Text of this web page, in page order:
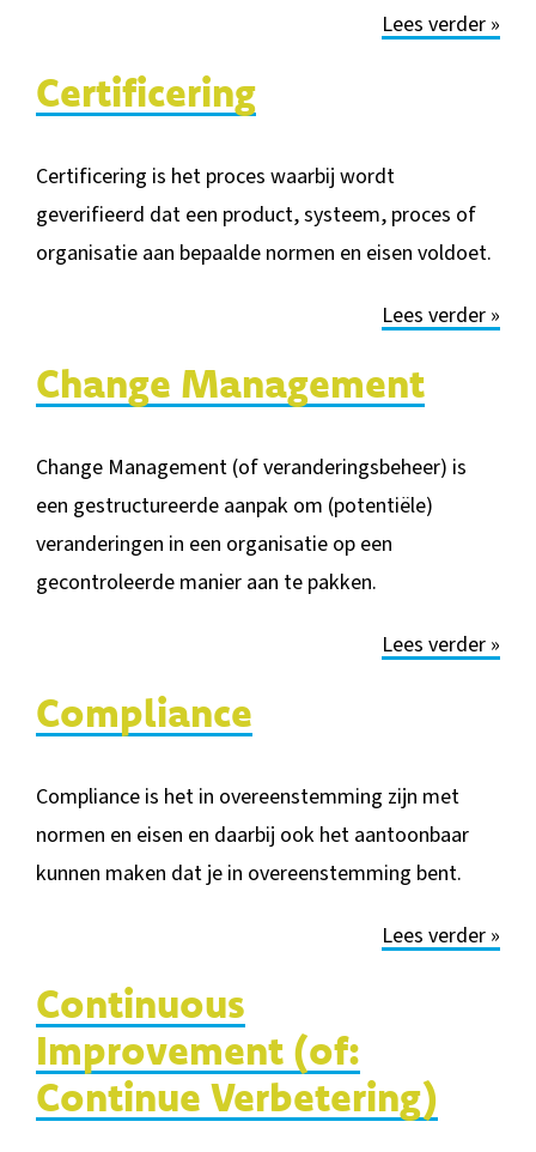
Lees verder »
Certificering
Certificering is het proces waarbij wordt
geverifieerd dat een product, systeem, proces of
organisatie aan bepaalde normen en eisen voldoet.
Lees verder »
Change Management
Change Management (of veranderingsbeheer) is
een gestructureerde aanpak om (potentiële)
veranderingen in een organisatie op een
gecontroleerde manier aan te pakken.
Lees verder »
Compliance
Compliance is het in overeenstemming zijn met
normen en eisen en daarbij ook het aantoonbaar
kunnen maken dat je in overeenstemming bent.
Lees verder »
Continuous
Improvement (of:
Continue Verbetering)